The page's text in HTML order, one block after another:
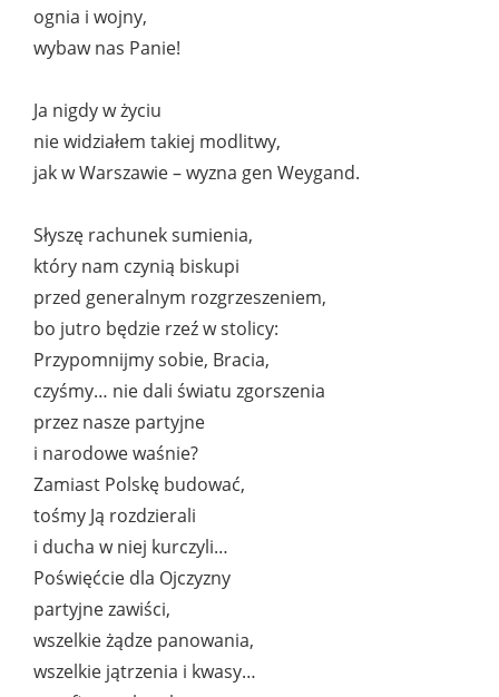
ognia i wojny,
wybaw nas Panie!
Ja nigdy w życiu
nie widziałem takiej modlitwy,
jak w Warszawie – wyzna gen Weygand.
Słyszę rachunek sumienia,
który nam czynią biskupi
przed generalnym rozgrzeszeniem,
bo jutro będzie rzeź w stolicy:
Przypomnijmy sobie, Bracia,
czyśmy… nie dali światu zgorszenia
przez nasze partyjne
i narodowe waśnie?
Zamiast Polskę budować,
tośmy Ją rozdzierali
i ducha w niej kurczyli…
Poświęćcie dla Ojczyzny
partyjne zawiści,
wszelkie żądze panowania,
wszelkie jątrzenia i kwasy…